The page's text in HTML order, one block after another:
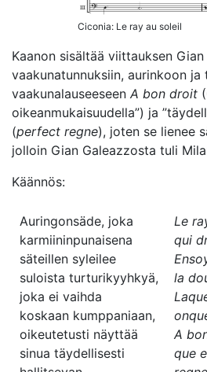
Ciconia: Le ray au soleil
Kaanon sisältää viittauksen
vaakunatunnuksiin, aurinkoon
vaakunalauseeseen A bon droit
oikeanmukaisuudella”) ja
(perfect regne), joten se lienee
jolloin Gian Galeazzosta tuli
Käännös:
Auringonsäde, joka
karmiininpunaisena
säteillen syleilee
suloista turturikyyhkyä,
joka ei vaihda
koskaan kumppaniaan,
oikeutetusti näyttää
sinua täydellisesti
Le
qui
la
A
que